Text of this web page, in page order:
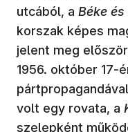
utcából, a Béke
korszak képes
jelent meg
1956. október 17-
volt egy rovata, a
szelepként